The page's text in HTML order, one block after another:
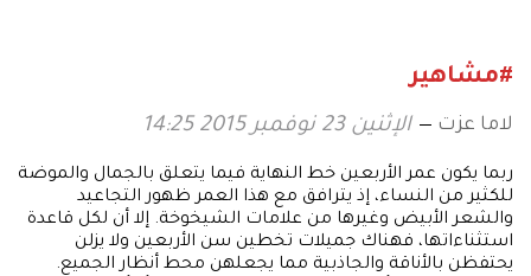
#مشاهير
لاما عزت الإثنين 23 نوفمبر 2015 14:25
ربما يكون عمر الأربعين خط النهاية فيما يتعلق بالجمال والموضة
للكثير من النساء، إذ يترافق مع هذا العمر ظهور التجاعيد
والشعر الأبيض وغيرها من علامات الشيخوخة. إلا أن لكل قاعدة
استثناءاتها، فهناك جميلات تخطين سن الأربعين ولا يزلن
يحتفظن بالأناقة والجاذبية مما يجعلهن محط أنظار الجميع.